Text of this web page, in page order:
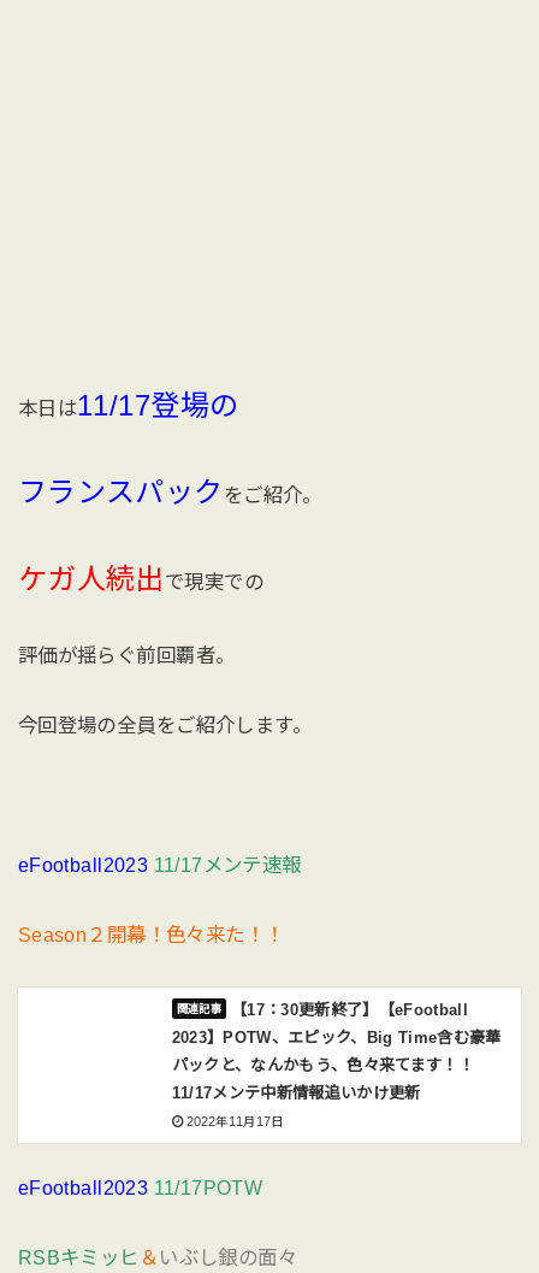
本日は11/17登場の
フランスパック をご紹介。
ケガ人続出 で現実での
評価が揺らぐ前回覇者。
今回登場の全員をご紹介します。
eFootball2023 11/17メンテ速報
Season２開幕！色々来た！！
【17：30更新終了】【eFootball
2023】POTW、エピック、Big Time含む豪華
パックと、なんかもう、色々来てます！！
11/17メンテ中新情報追いかけ更新
2022年11月17日
eFootball2023 11/17POTW
RSBキミッヒ ＆ いぶし銀の面々